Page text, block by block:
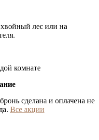
лес или на
комнате
сделана и оплачена не
Все акции